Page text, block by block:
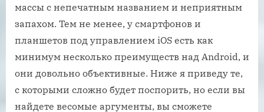
массы с непечатным названием и неприятным
запахом. Тем не менее, у смартфонов и
планшетов под управлением iOS есть как
минимум несколько преимуществ над Android, и
они довольно объективные. Ниже я приведу те,
с которыми сложно будет поспорить, но если вы
найдете весомые аргументы, вы сможете